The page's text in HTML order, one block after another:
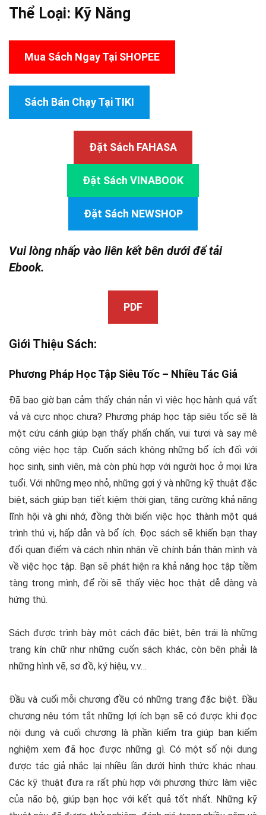
Thể Loại: Kỹ Năng
Mua Sách Ngay Tại SHOPEE
Sách Bán Chạy Tại TIKI
Đặt Sách FAHASA
Đặt Sách VINABOOK
Đặt Sách NEWSHOP
Vui lòng nhấp vào liên kết bên dưới để tải
Ebook.
PDF
Giới Thiệu Sách:
Phương Pháp Học Tập Siêu Tốc – Nhiều Tác Giả
Đã bao giờ bạn cảm thấy chán nản vì việc học hành quá vất
vả và cực nhọc chưa? Phương pháp học tập siêu tốc sẽ là
một cứu cánh giúp bạn thấy phấn chấn, vui tươi và say mê
công việc học tập. Cuốn sách không những bổ ích đối với
học sinh, sinh viên, mà còn phù hợp với người học ở mọi lứa
tuổi. Với những mẹo nhỏ, những gợi ý và những kỹ thuật đặc
biệt, sách giúp bạn tiết kiệm thời gian, tăng cường khả năng
lĩnh hội và ghi nhớ, đồng thời biến việc học thành một quá
trình thú vị, hấp dẫn và bổ ích. Đọc sách sẽ khiến bạn thay
đổi quan điểm và cách nhìn nhận về chính bản thân mình và
về việc học tập. Bạn sẽ phát hiện ra khả năng học tập tiềm
tàng trong mình, để rồi sẽ thấy việc học thật dễ dàng và
hứng thú.
Sách được trình bày một cách đặc biệt, bên trái là những
trang kín chữ như những cuốn sách khác, còn bên phải là
những hình vẽ, sơ đồ, ký hiệu, v.v…
Đầu và cuối mỗi chương đều có những trang đặc biệt. Đầu
chương nêu tóm tắt những lợi ích bạn sẽ có được khi đọc
nội dung và cuối chương là phần kiểm tra giúp bạn kiểm
nghiệm xem đã học được những gì. Có một số nội dung
được tác giả nhắc lại nhiều lần dưới hình thức khác nhau.
Các kỹ thuật đưa ra rất phù hợp với phương thức làm việc
của não bộ, giúp bạn học với kết quả tốt nhất. Những kỹ